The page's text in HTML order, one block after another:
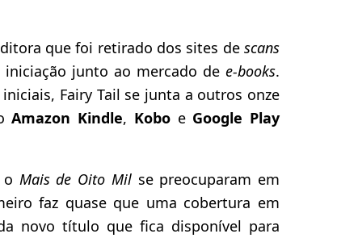
que foi retirado dos sites descans
junto ao mercado de e-books.
Fairy Tail se junta a outros onze
Amazon Kindle, Koboe Google Play
o Mais de Oito Milse preocuparam em
faz quase que uma cobertura em
novo título que fica disponível para